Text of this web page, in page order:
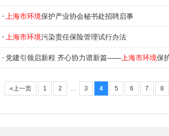
上海市环境保护产业协会秘书处招聘启事
上海市环境污染责任保险管理试行办法
党建引领启新程 齐心协力谱新篇—— 上海市环境保
«上一页 1 2 … 3 4 5 6 7 8